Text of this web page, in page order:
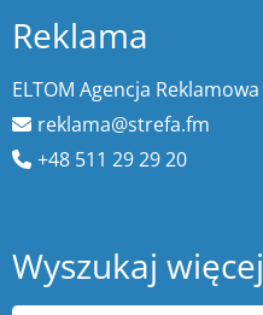
Reklama
ELTOM Agencja Reklamowa
reklama@strefa.fm
+48 511 29 29 20
Wyszukaj więcej